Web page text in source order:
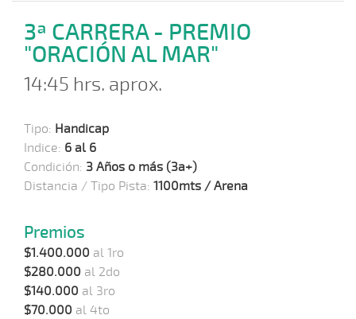
3ª CARRERA - PREMIO
"ORACIÓN AL MAR"
14:45 hrs. aprox.
Tipo: Handicap
Indice: 6 al 6
Condición: 3 Años o más (3a+)
Distancia / Tipo Pista: 1100mts / Arena
Premios
$1.400.000 al 1ro
$280.000 al 2do
$140.000 al 3ro
$70.000 al 4to